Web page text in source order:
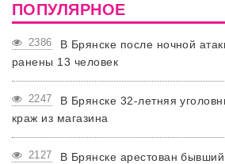
ПОПУЛЯРНОЕ
2386
В Брянске после ночной
ранены 13 человек
2247
В Брянске 32-летняя
краж из магазина
2127 В Брянске арестован